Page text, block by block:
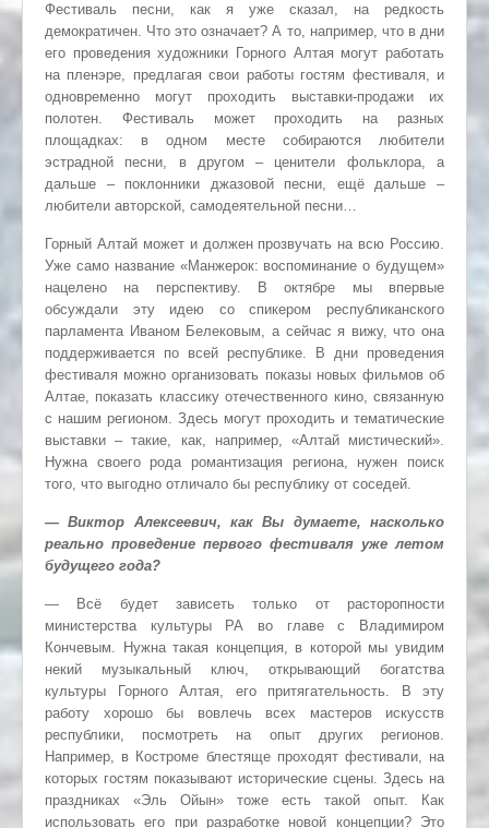
Фестиваль песни, как я уже сказал, на редкость
демократичен. Что это означает? А то, например, что в дни
его проведения художники Горного Алтая могут работать
на пленэре, предлагая свои работы гостям фестиваля, и
одновременно могут проходить выставки-продажи их
полотен. Фестиваль может проходить на разных
площадках: в одном месте собираются любители
эстрадной песни, в другом – ценители фольклора, а
дальше – поклонники джазовой песни, ещё дальше –
любители авторской, самодеятельной песни…
Горный Алтай может и должен прозвучать на всю Россию.
Уже само название «Манжерок: воспоминание о будущем»
нацелено на перспективу. В октябре мы впервые
обсуждали эту идею со спикером республиканского
парламента Иваном Белековым, а сейчас я вижу, что она
поддерживается по всей республике. В дни проведения
фестиваля можно организовать показы новых фильмов об
Алтае, показать классику отечественного кино, связанную
с нашим регионом. Здесь могут проходить и тематические
выставки – такие, как, например, «Алтай мистический».
Нужна своего рода романтизация региона, нужен поиск
того, что выгодно отличало бы республику от соседей.
— Виктор Алексеевич, как Вы думаете, насколько
реально проведение первого фестиваля уже летом
будущего года?
— Всё будет зависеть только от расторопности
министерства культуры РА во главе с Владимиром
Кончевым. Нужна такая концепция, в которой мы увидим
некий музыкальный ключ, открывающий богатства
культуры Горного Алтая, его притягательность. В эту
работу хорошо бы вовлечь всех мастеров искусств
республики, посмотреть на опыт других регионов.
Например, в Костроме блестяще проходят фестивали, на
которых гостям показывают исторические сцены. Здесь на
праздниках «Эль Ойын» тоже есть такой опыт. Как
использовать его при разработке новой концепции? Это